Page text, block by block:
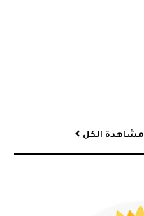
مشاهدة الكل